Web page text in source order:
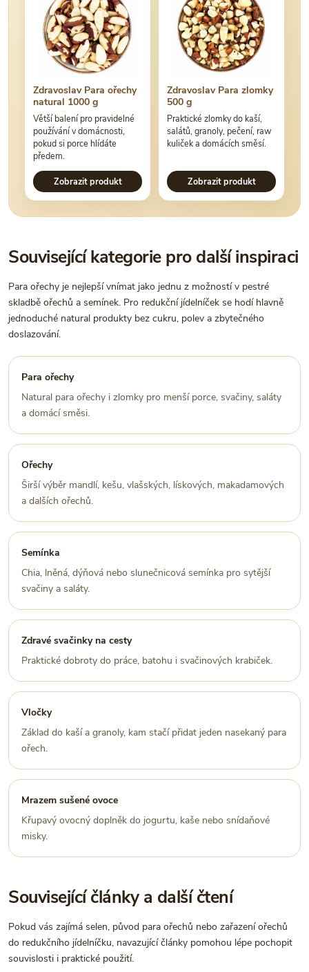
Zdravoslav Para ořechy
natural 1000 g
Větší balení pro pravidelné
používání v domácnosti,
pokud si porce hlídáte
předem.
Zobrazit produkt
Zdravoslav Para zlomky
500 g
Praktické zlomky do kaší,
salátů, granoly, pečení, raw
kuliček a domácích směsí.
Zobrazit produkt
Související kategorie pro další inspiraci
Para ořechy je nejlepší vnímat jako jednu z možností v pestré
skladbě ořechů a semínek. Pro redukční jídelníček se hodí hlavně
jednoduché natural produkty bez cukru, polev a zbytečného
doslazování.
Para ořechy
Natural para ořechy i zlomky pro menší porce, svačiny, saláty
a domácí směsi.
Ořechy
Širší výběr mandlí, kešu, vlašských, lískových, makadamových
a dalších ořechů.
Semínka
Chia, lněná, dýňová nebo slunečnicová semínka pro sytější
svačiny a saláty.
Zdravé svačinky na cesty
Praktické dobroty do práce, batohu i svačinových krabiček.
Vločky
Základ do kaší a granoly, kam stačí přidat jeden nasekaný para
ořech.
Mrazem sušené ovoce
Křupavý ovocný doplněk do jogurtu, kaše nebo snídaňové
misky.
Související články a další čtení
Pokud vás zajímá selen, původ para ořechů nebo zařazení ořechů
do redukčního jídelníčku, navazující články pomohou lépe pochopit
souvislosti i praktické použití.